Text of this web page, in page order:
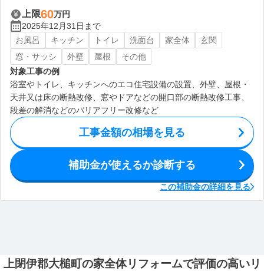
上限60万円
2025年12月31日まで
お風呂
キッチン トイレ 洗面台 家全体
玄関
窓・サッシ
外壁 屋根
その他
対象工事の例
浴室やトイレ、キッチンへのエコ住宅設備の設置、外壁、屋根・
天井又は床の断熱改修、窓やドアなどの開口部の断熱改修工事、
段差の解消などのバリアフリー改修など
工事金額の相場を見る
補助金が使えるか診断する
この補助金の詳細を見る
上閉伊郡大槌町の家全体リフォームで評価の高いリ